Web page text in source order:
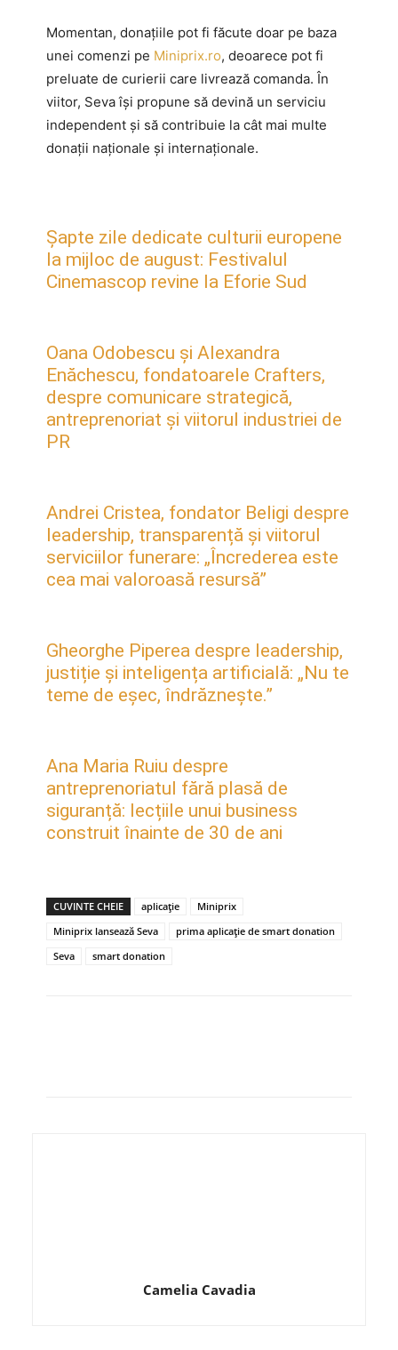
Momentan, donațiile pot fi făcute doar pe baza
unei comenzi pe Miniprix.ro, deoarece pot fi
preluate de curierii care livrează comanda. În
viitor, Seva își propune să devină un serviciu
independent și să contribuie la cât mai multe
donații naționale și internaționale.
Șapte zile dedicate culturii europene
la mijloc de august: Festivalul
Cinemascop revine la Eforie Sud
Oana Odobescu și Alexandra
Enăchescu, fondatoarele Crafters,
despre comunicare strategică,
antreprenoriat și viitorul industriei de
PR
Andrei Cristea, fondator Beligi despre
leadership, transparență și viitorul
serviciilor funerare: „Încrederea este
cea mai valoroasă resursă”
Gheorghe Piperea despre leadership,
justiție și inteligența artificială: „Nu te
teme de eșec, îndrăznește.”
Ana Maria Ruiu despre
antreprenoriatul fără plasă de
siguranță: lecțiile unui business
construit înainte de 30 de ani
CUVINTE CHEIE aplicație
Miniprix
Miniprix lansează Seva
prima aplicație de smart donation
Seva
smart donation
Camelia Cavadia